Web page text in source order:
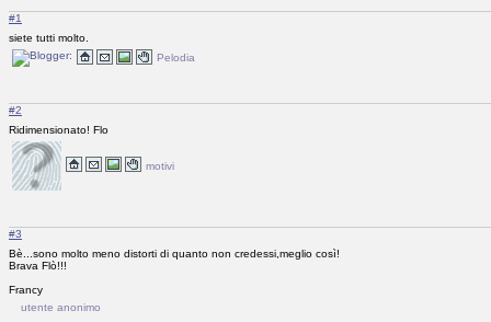
#1
siete tutti molto.
Pelodia
#2
Ridimensionato! Flo
motivi
#3
Bè...sono molto meno distorti di quanto non credessi,meglio così!
Brava Flò!!!
Francy
utente anonimo